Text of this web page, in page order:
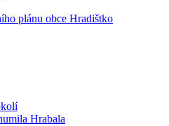
plánu obce Hradištko
Hrabala